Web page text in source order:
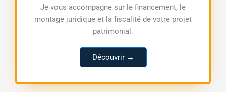
Je vous accompagne sur le financement, le
montage juridique et la fiscalité de votre projet
patrimonial.
Découvrir →